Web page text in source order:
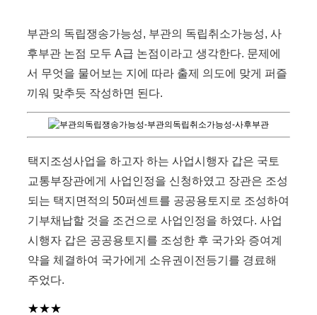
부관의 독립쟁송가능성, 부관의 독립취소가능성, 사
후부관 논점 모두 A급 논점이라고 생각한다. 문제에
서 무엇을 물어보는 지에 따라 출제 의도에 맞게 퍼즐
끼워 맞추듯 작성하면 된다.
택지조성사업을 하고자 하는 사업시행자 갑은 국토
교통부장관에게 사업인정을 신청하였고 장관은 조성
되는 택지면적의 50퍼센트를 공공용토지로 조성하여
기부채납할 것을 조건으로 사업인정을 하였다. 사업
시행자 갑은 공공용토지를 조성한 후 국가와 증여계
약을 체결하여 국가에게 소유권이전등기를 경료해
주었다.
★★★